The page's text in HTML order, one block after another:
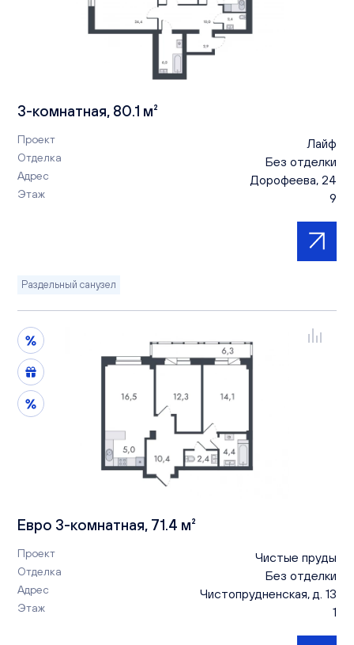
3-комнатная, 80.1 м²
Проект Лайф
Отделка Без отделки
Адрес Дорофеева, 24
Этаж 9
Раздельный санузел
Евро 3-комнатная, 71.4 м²
Проект Чистые пруды
Отделка Без отделки
Адрес Чистопрудненская, д. 13
Этаж 1